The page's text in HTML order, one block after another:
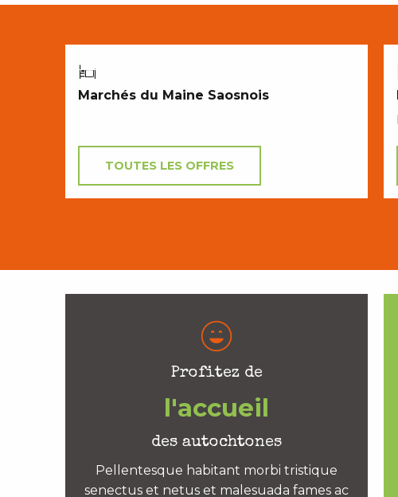
Marchés du Maine Saosnois
TOUTES LES OFFRES
Profitez de
l'accueil
des autochtones
Pellentesque habitant morbi tristique
senectus et netus et malesuada fames ac